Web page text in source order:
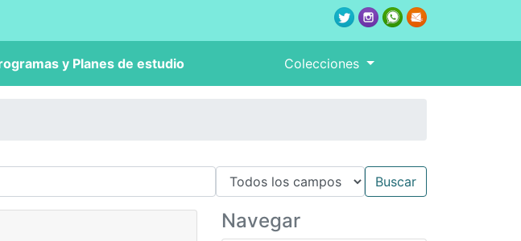
y Planes de estudio Colecciones
Navegar